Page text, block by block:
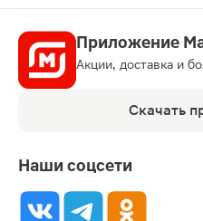
Приложение
Акции, доставка и
Скачать
Наши соцсети